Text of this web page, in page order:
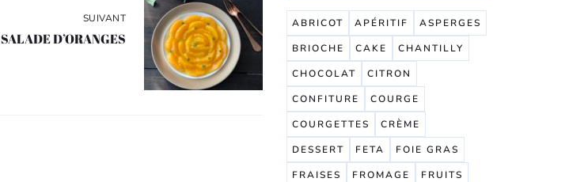
SUIVANT
SALADE D’ORANGES
ABRICOT APÉRITIF
ASPERGES
BRIOCHE
CAKE
CHANTILLY
CHOCOLAT
CITRON
CONFITURE
COURGE
COURGETTES
CRÈME
DESSERT
FETA
FOIE GRAS
FRAISES
FROMAGE
FRUITS